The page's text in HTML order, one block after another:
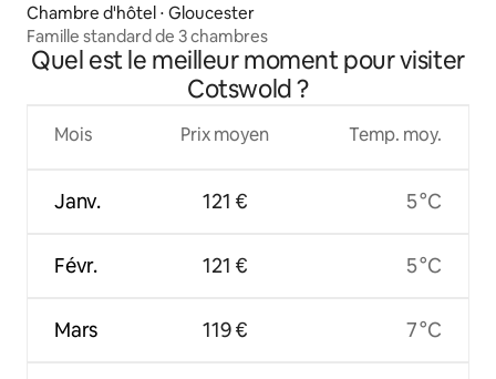
Chambre d'hôtel ⋅ Gloucester
Famille standard de 3 chambres
Quel est le meilleur moment pour visiter
Cotswold ?
Mois
Janv.
Févr.
Mars
Prix moyen
121 €
121 €
119 €
Temp. moy.
5 °C
5 °C
7 °C